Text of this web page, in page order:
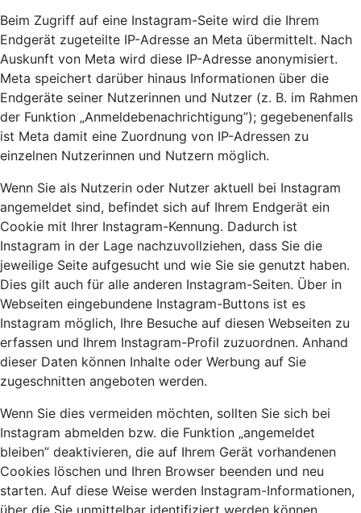
Beim Zugriff auf eine Instagram-Seite wird die Ihrem
Endgerät zugeteilte IP-Adresse an Meta übermittelt. Nach
Auskunft von Meta wird diese IP-Adresse anonymisiert.
Meta speichert darüber hinaus Informationen über die
Endgeräte seiner Nutzerinnen und Nutzer (z. B. im Rahmen
der Funktion „Anmeldebenachrichtigung”); gegebenenfalls
ist Meta damit eine Zuordnung von IP-Adressen zu
einzelnen Nutzerinnen und Nutzern möglich.
Wenn Sie als Nutzerin oder Nutzer aktuell bei Instagram
angemeldet sind, befindet sich auf Ihrem Endgerät ein
Cookie mit Ihrer Instagram-Kennung. Dadurch ist
Instagram in der Lage nachzuvollziehen, dass Sie die
jeweilige Seite aufgesucht und wie Sie sie genutzt haben.
Dies gilt auch für alle anderen Instagram-Seiten. Über in
Webseiten eingebundene Instagram-Buttons ist es
Instagram möglich, Ihre Besuche auf diesen Webseiten zu
erfassen und Ihrem Instagram-Profil zuzuordnen. Anhand
dieser Daten können Inhalte oder Werbung auf Sie
zugeschnitten angeboten werden.
Wenn Sie dies vermeiden möchten, sollten Sie sich bei
Instagram abmelden bzw. die Funktion „angemeldet
bleiben” deaktivieren, die auf Ihrem Gerät vorhandenen
Cookies löschen und Ihren Browser beenden und neu
starten. Auf diese Weise werden Instagram-Informationen,
über die Sie unmittelbar identifiziert werden können,